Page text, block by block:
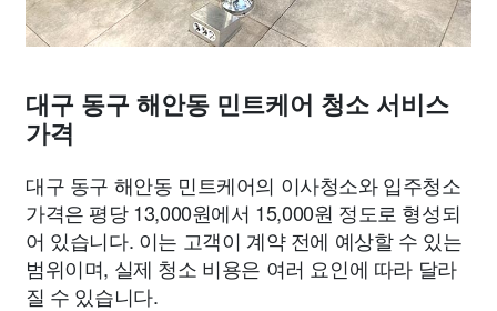
대구 동구 해안동 민트케어 청소 서비스
가격
대구 동구 해안동 민트케어의 이사청소와 입주청소
가격은 평당 13,000원에서 15,000원 정도로 형성되
어 있습니다. 이는 고객이 계약 전에 예상할 수 있는
범위이며, 실제 청소 비용은 여러 요인에 따라 달라
질 수 있습니다.